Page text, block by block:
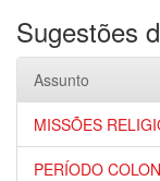
Sugestões
Assunto
MISSÕES
PERÍODO